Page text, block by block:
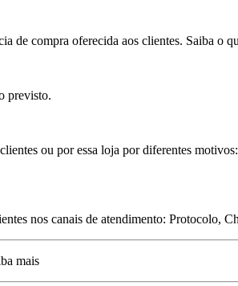
de compra oferecida aos clientes. Saiba o
previsto.
ou por essa loja por diferentes
nos canais de atendimento: Protocolo,
mais